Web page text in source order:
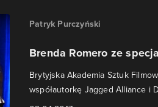
Patryk Purczyński
Brenda Romero ze
Brytyjska Akademia Sztuk
współautorkę Jagged Alliance i